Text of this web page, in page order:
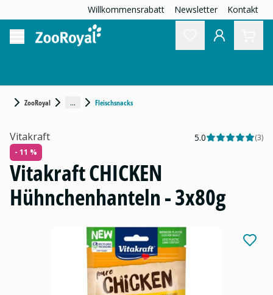
Willkommensrabatt Newsletter Kontakt
ZooRoyal ... Fleischsnacks
Vitakraft 5.0 (3)
- 11 %
Vitakraft CHICKEN
Hühnchenhanteln - 3x80g